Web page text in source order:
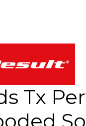
Tx